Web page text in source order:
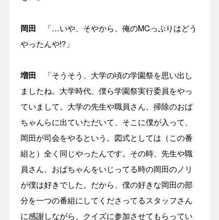
岡田 「…いや、そやから、俺のMCっぷりはどう
やったんや!?」
増田 「そうそう、大学の頃の学園祭を思い出し
ましたね。大学時代、僕ら学園祭実行委員をやっ
ていまして。大学の先生や職員さん、掃除のおば
ちゃんらに出ていただいて、そこに僕が入って、
岡田が司会をやるという。図式としては（この番
組と）全く同じやったんです。その時、先生や職
員さん、おばちゃんをいじってる時の岡田のノリ
が僕は好きでした。だから、僕の好きな岡田の部
分を一つの番組にしてくださってるスタッフさん
に感謝しながら、クイズに参加させてもらってい